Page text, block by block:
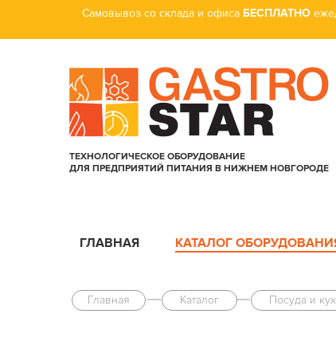
Самовывоз со склада и офиса БЕСПЛАТНО
ТЕХНОЛОГИЧЕСКОЕ ОБОРУДОВАНИЕ
ДЛЯ ПРЕДПРИЯТИЙ ПИТАНИЯ В НИЖНЕМ НОВГОРОДЕ
ГЛАВНАЯ КАТАЛОГ
Главная Каталог Посуда и